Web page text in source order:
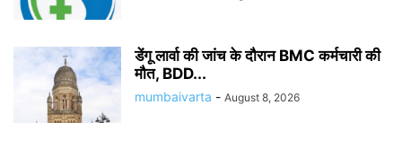
डेंगू लार्वा की जांच के दौरान BMC कर्मचारी की
मौत, BDD...
mumbaivarta - August 8, 2026